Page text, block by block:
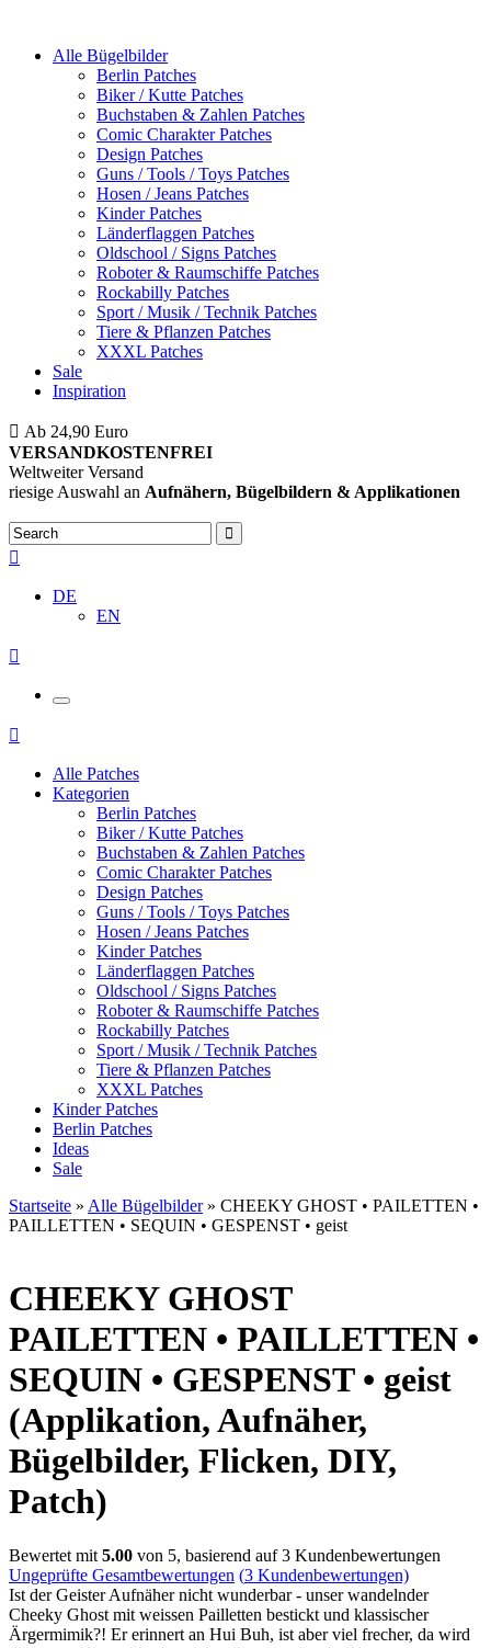
Alle Bügelbilder
Berlin Patches
Biker / Kutte Patches
Buchstaben & Zahlen Patches
Comic Charakter Patches
Design Patches
Guns / Tools / Toys Patches
Hosen / Jeans Patches
Kinder Patches
Länderflaggen Patches
Oldschool / Signs Patches
Roboter & Raumschiffe Patches
Rockabilly Patches
Sport / Musik / Technik Patches
Tiere & Pflanzen Patches
XXXL Patches
Sale
Inspiration
Ab 24,90 Euro
VERSANDKOSTENFREI
Weltweiter Versand
riesige Auswahl an Aufnähern, Bügelbildern & Applikationen
DE
EN
Alle Patches
Kategorien
Berlin Patches
Biker / Kutte Patches
Buchstaben & Zahlen Patches
Comic Charakter Patches
Design Patches
Guns / Tools / Toys Patches
Hosen / Jeans Patches
Kinder Patches
Länderflaggen Patches
Oldschool / Signs Patches
Roboter & Raumschiffe Patches
Rockabilly Patches
Sport / Musik / Technik Patches
Tiere & Pflanzen Patches
XXXL Patches
Kinder Patches
Berlin Patches
Ideas
Sale
Startseite » Alle Bügelbilder» CHEEKY GHOST • PAILETTEN •
PAILLETTEN • SEQUIN • GESPENST • geist
CHEEKY GHOST
PAILETTEN • PAILLETTEN •
SEQUIN • GESPENST • geist
(Applikation, Aufnäher,
Bügelbilder, Flicken, DIY,
Patch)
Bewertet mit 5.00 von 5, basierend auf3 Kundenbewertungen
Ungeprüfte Gesamtbewertungen (3 Kundenbewertungen)
Ist der Geister Aufnäher nicht wunderbar - unser wandelnder
Cheeky Ghost mit weissen Pailletten bestickt und klassischer
Ärgermimik?! Er erinnert an Hui Buh, ist aber viel frecher, da wird